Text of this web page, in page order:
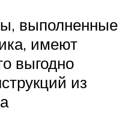
выполненные
имеют
выгодно
из